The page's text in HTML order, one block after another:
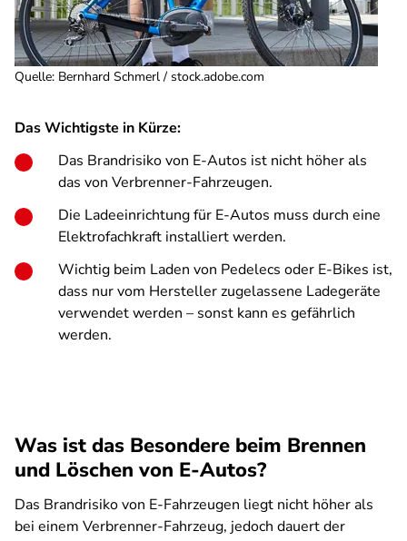
Quelle: Bernhard Schmerl / stock.adobe.com
Das Wichtigste in Kürze:
Das Brandrisiko von E-Autos ist nicht höher als
das von Verbrenner-Fahrzeugen.
Die Ladeeinrichtung für E-Autos muss durch eine
Elektrofachkraft installiert werden.
Wichtig beim Laden von Pedelecs oder E-Bikes ist,
dass nur vom Hersteller zugelassene Ladegeräte
verwendet werden – sonst kann es gefährlich
werden.
Was ist das Besondere beim Brennen
und Löschen von E-Autos?
Das Brandrisiko von E-Fahrzeugen liegt nicht höher als
bei einem Verbrenner-Fahrzeug, jedoch dauert der